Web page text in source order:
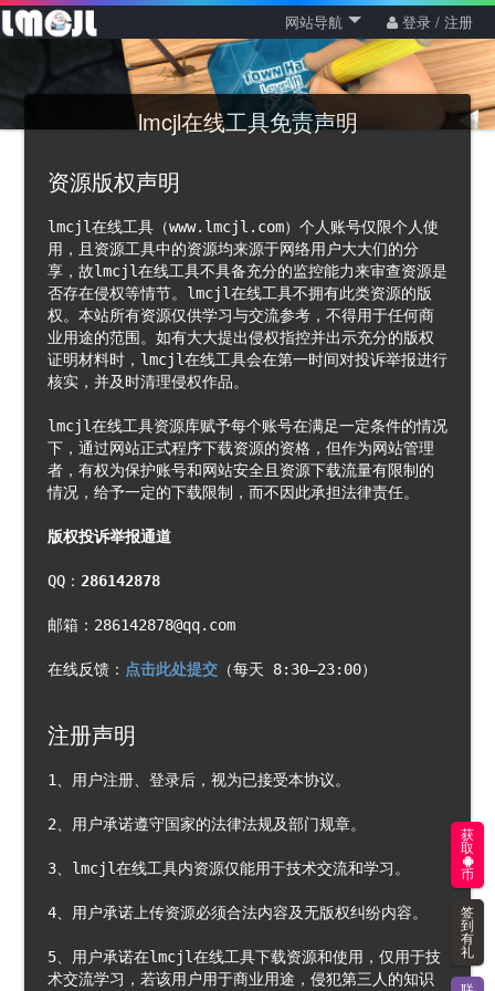
网站导航 登录 / 注册
获
取
币
签
到
有
礼
lmcjl在线工具免责声明
资源版权声明
lmcjl在线工具（www.lmcjl.com）个人账号仅限个人使
用，且资源工具中的资源均来源于网络用户大大们的分
享，故lmcjl在线工具不具备充分的监控能力来审查资源是
否存在侵权等情节。lmcjl在线工具不拥有此类资源的版
权。本站所有资源仅供学习与交流参考，不得用于任何商
业用途的范围。如有大大提出侵权指控并出示充分的版权
证明材料时，lmcjl在线工具会在第一时间对投诉举报进行
核实，并及时清理侵权作品。
lmcjl在线工具资源库赋予每个账号在满足一定条件的情况
下，通过网站正式程序下载资源的资格，但作为网站管理
者，有权为保护账号和网站安全且资源下载流量有限制的
情况，给予一定的下载限制，而不因此承担法律责任。
版权投诉举报通道
QQ： 286142878
邮箱：286142878@qq.com
在线反馈： 点击此处提交（每天 8:30—23:00）
注册声明
1、用户注册、登录后，视为已接受本协议。
2、用户承诺遵守国家的法律法规及部门规章。
3、lmcjl在线工具内资源仅能用于技术交流和学习。
4、用户承诺上传资源必须合法内容及无版权纠纷内容。
5、用户承诺在lmcjl在线工具下载资源和使用，仅用于技
术交流学习，若该用户用于商业用途，侵犯第三人的知识